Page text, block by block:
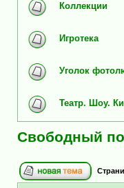
Коллекции
Игротека
Уголок
Театр. Шоу.
Свободный